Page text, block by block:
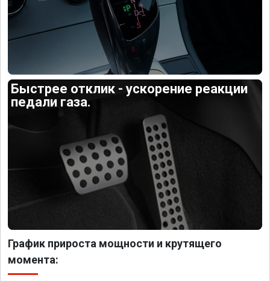
Быстрее отклик - ускорение реакции
педали газа.
График прироста мощности и крутящего
момента: